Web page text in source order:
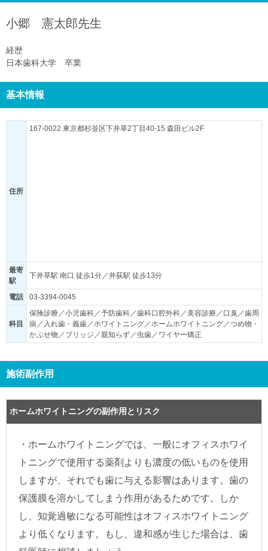
小郷 憲太郎先生
経歴
日本歯科大学 卒業
基本情報
住所
167-0022 東京都杉並区下井草2丁目40-15 森田ビル2F
最寄
駅
下井草駅 南口 徒歩1分／井荻駅 徒歩13分
電話 03-3394-0045
科目
保険診療／小児歯科／予防歯科／歯科口腔外科／美容診療／口臭／歯周
病／入れ歯・義歯／ホワイトニング／ホームホワイトニング／つめ物・
かぶせ物／ブリッジ／親知らず／虫歯／ワイヤー矯正
施術副作用